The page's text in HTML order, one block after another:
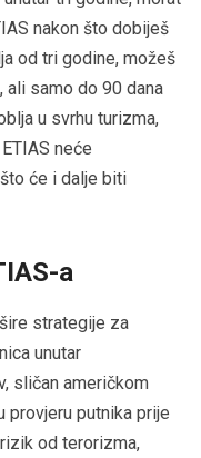
nakon što dobiješ
od tri godine, možeš
ali samo do 90 dana
u svrhu turizma,
neće
će i dalje biti
a
strategije za
unutar
sličan američkom
provjeru putnika prije
od terorizma,